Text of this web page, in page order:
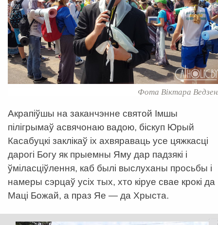
Фота Віктара
Акрапіўшы на заканчэнне святой Імшы
пілігрымаў асвячонаю вадою, біскуп Юрый
Касабуцкі заклікаў іх ахвяраваць усе цяжкасці
дарогі Богу як прыемны Яму дар падзякі і
ўміласціўлення, каб былі выслуханы просьбы і
намеры сэрцаў усіх тых, хто кіруе свае крокі да
Маці Божай, а праз Яе — да Хрыста.